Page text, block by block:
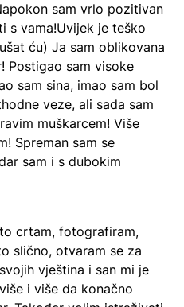
sam vrlo pozitivan
s vama!Uvijek je teško
ću) Ja sam oblikovana
Postigao sam visoke
sam sina, imao sam bol
veze, ali sada sam
muškarcem! Više
Spreman sam se
sam i s dubokim
crtam, fotografiram,
slično, otvaram se za
vještina i san mi je
i više da konačno